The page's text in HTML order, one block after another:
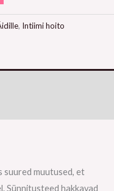
, Intiimi hoito
suured muutused, et
Sünnitusteed hakkavad